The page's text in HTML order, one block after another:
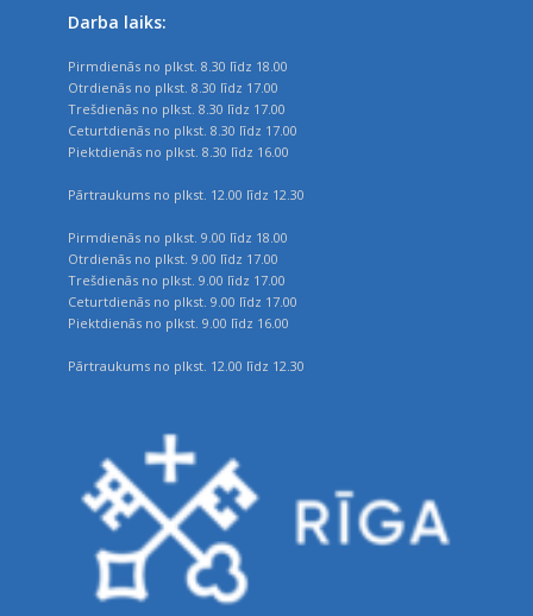
Darba laiks:
Pirmdienās no plkst. 8.30 līdz 18.00
Otrdienās no plkst. 8.30 līdz 17.00
Trešdienās no plkst. 8.30 līdz 17.00
Ceturtdienās no plkst. 8.30 līdz 17.00
Piektdienās no plkst. 8.30 līdz 16.00
Pārtraukums no plkst. 12.00 līdz 12.30
Pirmdienās no plkst. 9.00 līdz 18.00
Otrdienās no plkst. 9.00 līdz 17.00
Trešdienās no plkst. 9.00 līdz 17.00
Ceturtdienās no plkst. 9.00 līdz 17.00
Piektdienās no plkst. 9.00 līdz 16.00
Pārtraukums no plkst. 12.00 līdz 12.30